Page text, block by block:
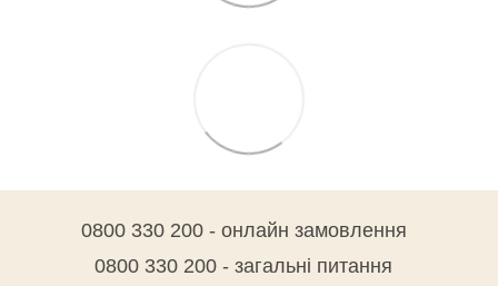
0800 330 200 - онлайн замовлення
0800 330 200 - загальні питання